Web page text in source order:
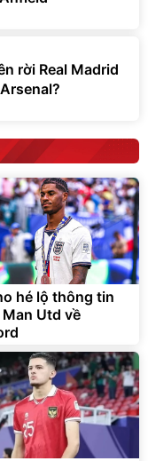
rời Real Madrid
hé lộ thông tin
Utd về